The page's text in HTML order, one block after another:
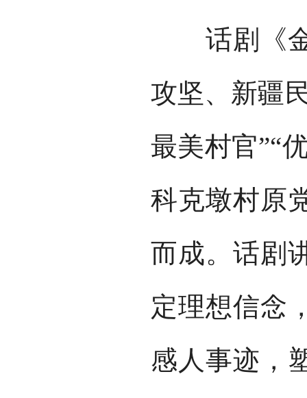
话剧《金
攻坚、新疆
最美村官”“
科克墩村原
而成。话剧
定理想信念
感人事迹，